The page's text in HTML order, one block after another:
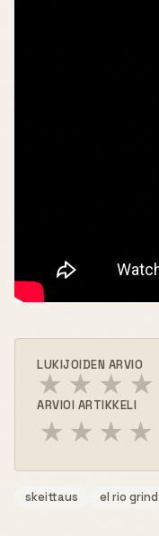
LUKIJOIDEN ARVIO
★ ★ ★ ★
ARVIOI ARTIKKELI
★ ★ ★ ★
skeittaus el rio grind